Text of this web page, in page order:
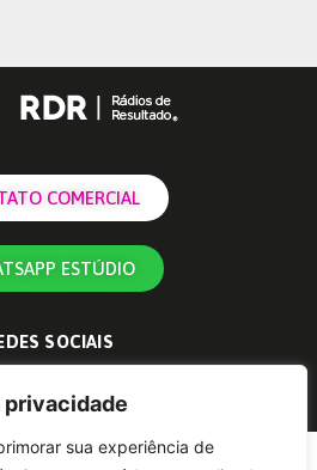
privacidade
sua experiência de
COMERCIAL
ESTÚDIO
SOCIAIS